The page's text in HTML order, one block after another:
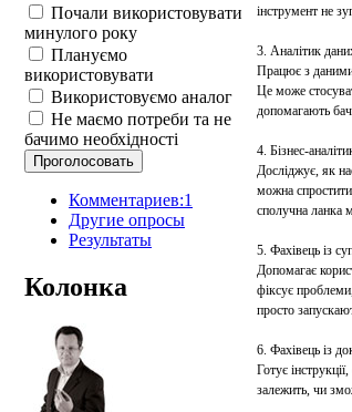
Почали використовувати
минулого року
Плануємо
використовувати
Використовуємо аналог
Не маємо потреби та не
бачимо необхідності
Комментариев:1
Другие опросы
Результаты
Колонка
інструмент не
3. Аналітик
Працює з
Це може
допомагають
4. Бізнес-
Досліджує, як
можна
сполучна ланка
5. Фахівець із
Допомагає
фіксує
просто
6. Фахівець із
Готує
залежить, чи